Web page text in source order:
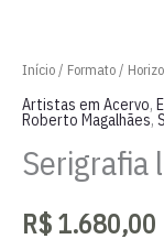
Início/ Formato/
Artistas em Acervo,
Roberto Magalhães,
Serigrafia
R$1.680,00